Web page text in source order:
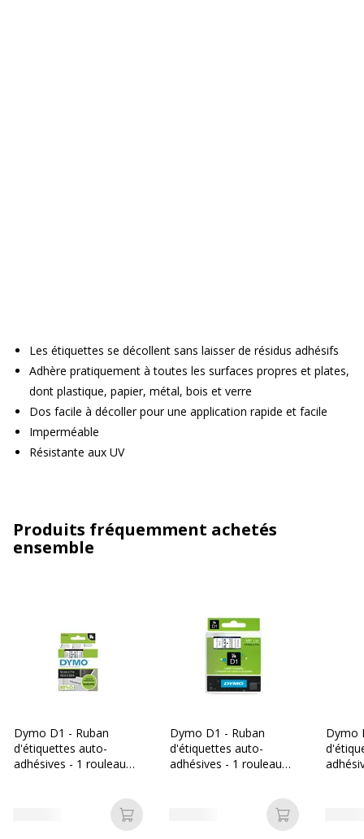
Les étiquettes se décollent sans laisser de résidus adhésifs
Adhère pratiquement à toutes les surfaces propres et plates,
dont plastique, papier, métal, bois et verre
Dos facile à décoller pour une application rapide et facile
Imperméable
Résistante aux UV
Produits fréquemment achetés
ensemble
Dymo D1 - Ruban
d'étiquettes auto-
adhésives - 1 rouleau
Ajouter au panier
Dymo D1 - Ruban
d'étiquettes auto-
adhésives - 1 rouleau
Ajouter au
Dymo